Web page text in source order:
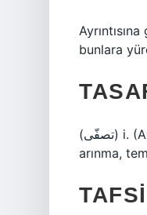
bunlara
(ﺗﺼﻔّﻰ) i. (Ar. ṣaffі, ṣafā’ “temiz olmak, berrak olmak” kelimesinden gelir) [Türkçeden türemiştir]
arınma,